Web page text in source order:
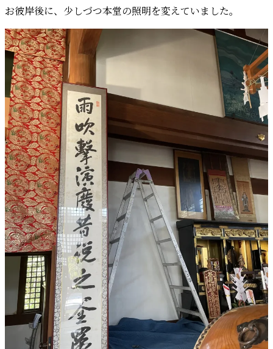
お彼岸後に、少しづつ本堂の照明を変えていました。